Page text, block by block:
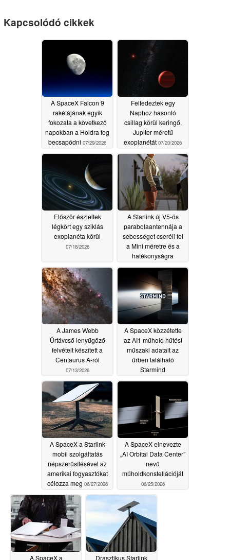
Kapcsolódó cikkek
A SpaceX Falcon 9
rakétájának egyik
fokozata a következő
napokban a Holdra fog
becsapódni 07/29/2026
Felfedeztek egy
Naphoz hasonló
csillag körül keringő,
Jupiter méretű
exoplanétát 07/20/2026
Először észleltek
légkört egy sziklás
exoplanéta körül
07/18/2026
A Starlink új V5-ös
parabolaantennája a
sebességet cseréli fel
a Mini méretre és a
hatékonyságra
07/16/2026
A James Webb
Űrtávcső lenyűgöző
felvételt készített a
Centaurus A-ról
07/13/2026
A SpaceX közzétette
az AI1 műhold hűtési
műszaki adatait az
űrben található
Starmind
A SpaceX a Starlink
mobil szolgáltatás
népszerűsítésével az
amerikai fogyasztókat
célozza meg 06/27/2026
A SpaceX elnevezte
„AI Orbital Data Center”
nevű
műholdkonstellációját
06/25/2026
A SpaceX a
Drasztikus Starlink